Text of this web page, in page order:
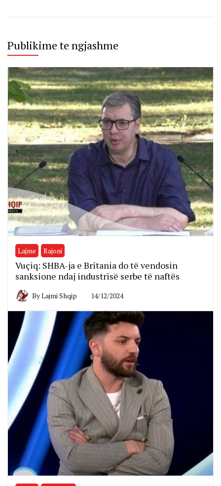
Publikime te ngjashme
Lajme Rajoni
Vuçiq: SHBA-ja e Britania do të vendosin
sanksione ndaj industrisë serbe të naftës
ByLajmi Shqip 14/12/2024